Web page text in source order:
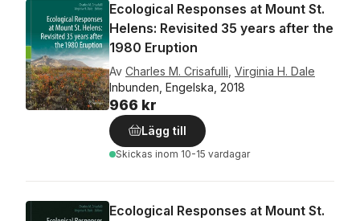
Ecological Responses at Mount St.
Helens: Revisited 35 years after the
1980 Eruption
Av Charles M. Crisafulli Virginia H. Dale
Inbunden, Engelska, 2018
966 kr
Lägg till
Skickas inom 10-15 vardagar
Ecological Responses at Mount St.